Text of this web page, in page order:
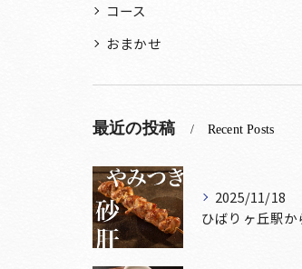
コース
おまかせ
最近の投稿 Recent Posts
2025/11/18